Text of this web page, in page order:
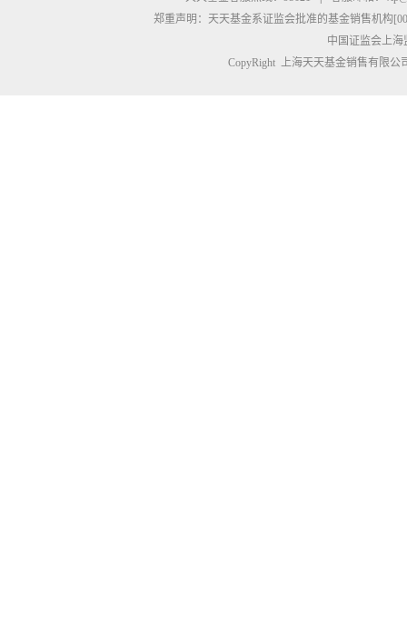
郑重声明： 天天基金系证监会批准的基金销售机构
中国证监会上
CopyRight 上海天天基金销售有限